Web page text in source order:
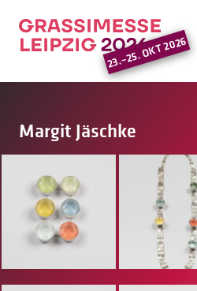
23.–25. OKT 2026
Margit Jäschke